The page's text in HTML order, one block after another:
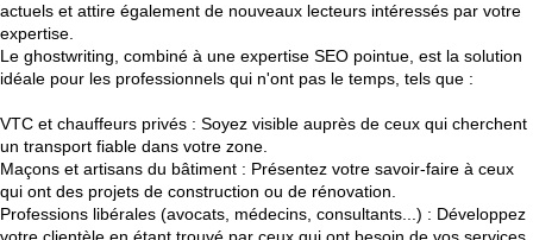
actuels et attire également de nouveaux lecteurs intéressés par votre
expertise.
Le ghostwriting, combiné à une expertise SEO pointue, est la solution
idéale pour les professionnels qui n'ont pas le temps, tels que :
VTC et chauffeurs privés : Soyez visible auprès de ceux qui cherchent
un transport fiable dans votre zone.
Maçons et artisans du bâtiment : Présentez votre savoir-faire à ceux
qui ont des projets de construction ou de rénovation.
Professions libérales (avocats, médecins, consultants...) : Développez